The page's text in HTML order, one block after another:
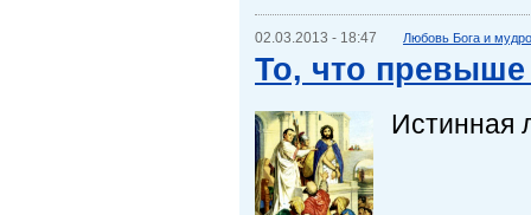
02.03.2013 - 18:47 Любовь Бога и
То, что превыше
Истинная